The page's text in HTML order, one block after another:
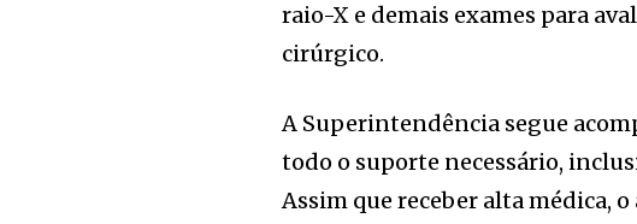
raio-X e demais exames para
cirúrgico.
A Superintendência segue
todo o suporte necessário,
Assim que receber alta médica,